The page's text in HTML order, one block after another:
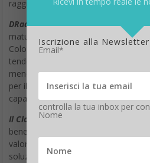
raggiungere l’adozione mainstream
DRaaS, disaster recovery as a
maturità con una penetrazione nel
Coloro che adottano questa
tendenzialmente nella sfera delle
meno di 100 dipendenti, che non
per il recupero dei dati o staff IT con
capacità specializzate a tal fine.
Il Cloud privato
viene utilizzato
benefici del Cloud pubblico, come
valore e crescita al business, ma
soluzioni Cloud che che soddisfino i
Iscrizione alla Newsletter
Email*
controlla la tua inbox per
Nome